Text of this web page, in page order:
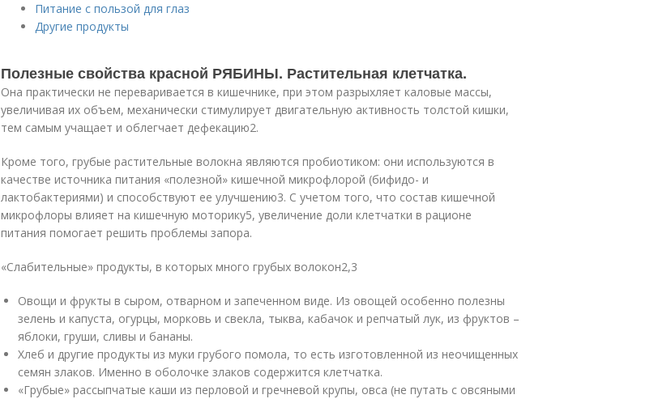
Питание с пользой для глаз
Другие продукты
Полезные свойства красной РЯБИНЫ. Растительная клетчатка.
Она практически не переваривается в кишечнике, при этом разрыхляет каловые массы,
увеличивая их объем, механически стимулирует двигательную активность толстой кишки,
тем самым учащает и облегчает дефекацию2.
Кроме того, грубые растительные волокна являются пробиотиком: они используются в
качестве источника питания «полезной» кишечной микрофлорой (бифидо- и
лактобактериями) и способствуют ее улучшению3. С учетом того, что состав кишечной
микрофлоры влияет на кишечную моторику5, увеличение доли клетчатки в рационе
питания помогает решить проблемы запора.
«Слабительные» продукты, в которых много грубых волокон2,3
Овощи и фрукты в сыром, отварном и запеченном виде. Из овощей особенно полезны
зелень и капуста, огурцы, морковь и свекла, тыква, кабачок и репчатый лук, из фруктов –
яблоки, груши, сливы и бананы.
Хлеб и другие продукты из муки грубого помола, то есть изготовленной из неочищенных
семян злаков. Именно в оболочке злаков содержится клетчатка.
«Грубые» рассыпчатые каши из перловой и гречневой крупы, овса (не путать с овсяными